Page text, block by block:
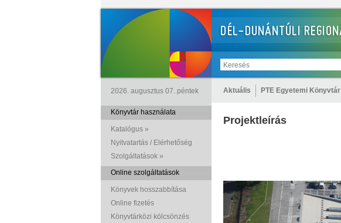
2026. augusztus 07. péntek Aktuális PTE Egyetemi Könyvtár
Könyvtár használata
Katalógus »
Nyitvatartás / Elérhetőség
Szolgáltatások »
Online szolgáltatások
Könyvek hosszabbítása
Online fizetés
Könyvtárközi kölcsönzés
Projektleírás